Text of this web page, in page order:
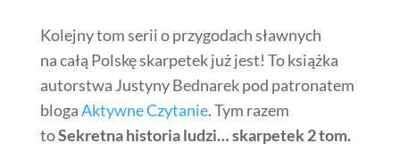
Kolejny tom serii o przygodach sławnych
na całą Polskę skarpetek już jest! To książka
autorstwa Justyny Bednarek pod patronatem
blogaAktywne Czytanie. Tym razem
toSekretna historia ludzi… skarpetek 2 tom.